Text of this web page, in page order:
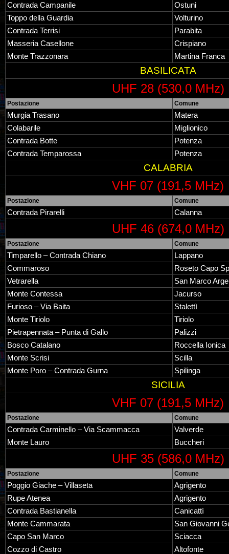
Contrada Campanile
Ostuni
Toppo della Guardia
Volturino
Contrada Terrisi
Parabita
Masseria Casellone
Crispiano
Monte Trazzonara
Martina Franca
BASILICATA
UHF 28 (530,0 MHz)
Postazione Comune
Murgia Trasano
Matera
Colabarile
Miglionico
Contrada Botte
Potenza
Contrada Temparossa
Potenza
CALABRIA
VHF 07 (191,5 MHz)
Postazione Comune
Contrada Pirarelli Calanna
UHF 46 (674,0 MHz)
Postazione Comune
Timparello – Contrada Chiano
Lappano
Commaroso
Roseto Capo
Vetrarella
San Marco
Monte Contessa
Jacurso
Furioso – Via Baita
Stalettì
Monte Tiriolo
Tiriolo
Pietrapennata – Punta di Gallo
Palizzi
Bosco Catalano
Roccella Ionica
Monte Scrisi
Scilla
Monte Poro – Contrada Gurna
Spilinga
SICILIA
VHF 07 (191,5 MHz)
Postazione Comune
Contrada Carminello – Via Scammacca
Valverde
Monte Lauro
Buccheri
UHF 35 (586,0 MHz)
Postazione Comune
Poggio Giache – Villaseta
Agrigento
Rupe Atenea
Agrigento
Contrada Bastianella
Canicattì
Monte Cammarata
San Giovanni
Capo San Marco
Sciacca
Cozzo di Castro
Altofonte